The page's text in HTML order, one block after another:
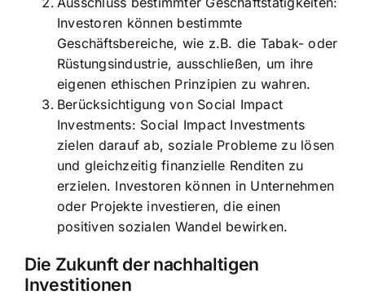
Investoren können bestimmte
Geschäftsbereiche, wie z.B. die Tabak- oder
Rüstungsindustrie, ausschließen, um ihre
eigenen ethischen Prinzipien zu wahren.
Berücksichtigung von Social Impact
Investments: Social Impact Investments
zielen darauf ab, soziale Probleme zu lösen
und gleichzeitig finanzielle Renditen zu
erzielen. Investoren können in Unternehmen
oder Projekte investieren, die einen
positiven sozialen Wandel bewirken.
Die Zukunft der nachhaltigen
Investitionen